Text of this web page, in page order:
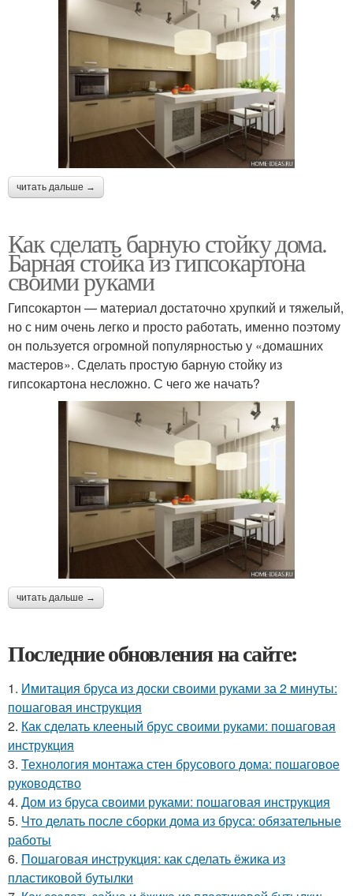
читать дальше →
Как сделать барную стойку дома.
Барная стойка из гипсокартона
своими руками
Гипсокартон — материал достаточно хрупкий и тяжелый,
но с ним очень легко и просто работать, именно поэтому
он пользуется огромной популярностью у «домашних
мастеров». Сделать простую барную стойку из
гипсокартона несложно. С чего же начать?
читать дальше →
Последние обновления на сайте:
1. Имитация бруса из доски своими руками за 2 минуты:
пошаговая инструкция
2. Как сделать клееный брус своими руками: пошаговая
инструкция
3. Технология монтажа стен брусового дома: пошаговое
руководство
4. Дом из бруса своими руками: пошаговая инструкция
5. Что делать после сборки дома из бруса: обязательные
работы
6. Пошаговая инструкция: как сделать ёжика из
пластиковой бутылки